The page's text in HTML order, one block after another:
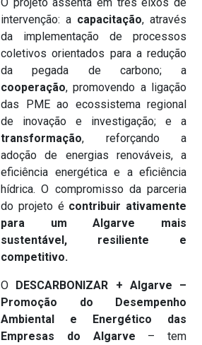
intervenção: a capacitação, através
da implementação de processos
coletivos orientados para a redução
da pegada de carbono; a
cooperação, promovendo a ligação
das PME ao ecossistema regional
de inovação e investigação; e a
transformação, reforçando a
adoção de energias renováveis, a
eficiência energética e a eficiência
hídrica. O compromisso da parceria
do projeto é contribuir ativamente
para um Algarve mais
sustentável, resiliente e
competitivo.
O DESCARBONIZAR + Algarve –
Promoção do Desempenho
Ambiental e Energético das
Empresas do Algarve – tem